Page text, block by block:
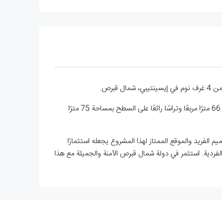
يمتد هذا العقار الجميل على مساحة معيشة تبلغ 157 مترًا مربعًا، ويضم مساحة تراس تبلغ 141 مترًا مربعًا، بما في ذلك تراس واسع بمساحة 66 مترًا مربعًا وتراسًا رائعًا على السطح بمساحة 75 مترًا
والموقع الممتاز لهذا المشروع يجعله استثمارًا
استثمر في دولة شمال قبرص الآمنة والجميلة مع هذا